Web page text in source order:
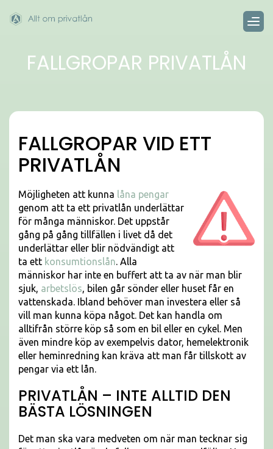
FALLGROPAR PRIVATLÅN
FALLGROPAR VID ETT
PRIVATLÅN
Möjligheten att kunna låna pengar
genom att ta ett privatlån underlättar
för många människor. Det uppstår
gång på gång tillfällen i livet då det
underlättar eller blir nödvändigt att
ta ett konsumtionslån. Alla
människor har inte en buffert att ta av när man blir
sjuk, arbetslös, bilen går sönder eller huset får en
vattenskada. Ibland behöver man investera eller så
vill man kunna köpa något. Det kan handla om
alltifrån större köp så som en bil eller en cykel. Men
även mindre köp av exempelvis dator, hemelektronik
eller heminredning kan kräva att man får tillskott av
pengar via ett lån.
PRIVATLÅN – INTE ALLTID DEN
BÄSTA LÖSNINGEN
Det man ska vara medveten om när man tecknar sig